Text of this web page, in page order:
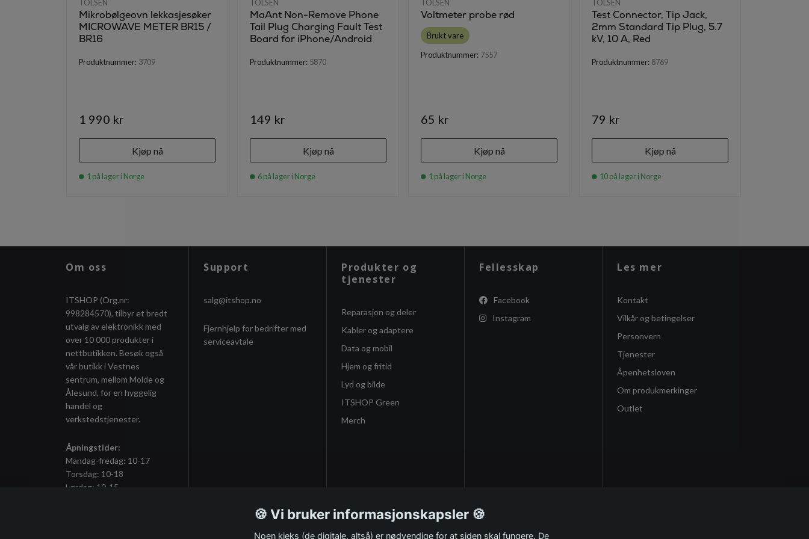
TOLSEN
Mikrobølgeovn lekkasjesøker
MICROWAVE METER BR15 /
BR16
Produktnummer: 3709
1 990 kr
Kjøp nå
1 på lager i Norge
TOLSEN
MaAnt Non-Remove Phone
Tail Plug Charging Fault Test
Board for iPhone/Android
Produktnummer: 5870
149 kr
Kjøp nå
6 på lager i Norge
TOLSEN
Voltmeter probe rød
Brukt vare
Produktnummer: 7557
65 kr
Kjøp nå
1 på lager i Norge
TOLSEN
Test Connector, Tip Jack,
2mm Standard Tip Plug, 5.7
kV, 10 A, Red
Produktnummer: 8769
79 kr
Kjøp nå
10 på lager i Norge
Om oss
ITSHOP (Org.nr:
998284570), tilbyr et bredt
utvalg av elektronikk med
over 10 000 produkter i
nettbutikken. Besøk også
vår butikk i Vestnes
sentrum, mellom Molde og
Ålesund, for en hyggelig
handel og
verkstedstjenester.
Åpningstider:
Mandag-fredag: 10-17
Torsdag: 10-18
Lørdag: 10-15
Support
salg@itshop.no
Fjernhjelp for bedrifter med
serviceavtale
Produkter og
tjenester
Reparasjon og deler
Kabler og adaptere
Data og mobil
Hjem og fritid
Lyd og bilde
ITSHOP Green
Merch
Fellesskap
Facebook
Instagram
Les mer
Kontakt
Vilkår og betingelser
Personvern
Tjenester
Åpenhetsloven
Om produkmerkinger
Outlet
🍪 Vi bruker informasjonskapsler 🍪
Noen kjeks (de digitale, altså) er nødvendige for at siden skal fungere. De